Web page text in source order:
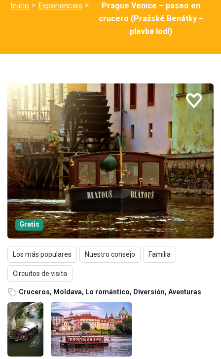
Inicio > Experiencias >
Prague Venice – paseo en
crucero (Pražské Benátky –
plavba lodí)
Gratis
Los más populares Nuestro consejo Familia
Circuitos de visita
Cruceros, Moldava, Lo romántico, Diversión, Aventuras